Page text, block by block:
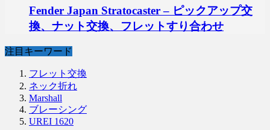
Fender Japan Stratocaster – ピックアップ交
換、ナット交換、フレットすり合わせ
注目キーワード
フレット交換
ネック折れ
Marshall
ブレーシング
UREI 1620